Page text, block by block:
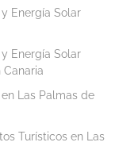
Energía Solar
Energía Solar
Canaria
Las Palmas de
Turísticos en Las